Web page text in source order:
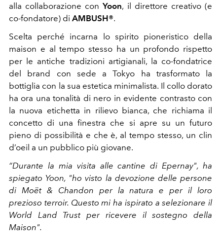
alla collaborazione conYoon, il direttore creativo (e
co-fondatore) di AMBUSH®.
Scelta perché incarna lo spirito pioneristico della
maison e al tempo stesso ha un profondo rispetto
per le antiche tradizioni artigianali, la co-fondatrice
del brand con sede a Tokyo ha trasformato la
bottiglia con la sua estetica minimalista. Il collo dorato
ha ora una tonalità di nero in evidente contrasto con
la nuova etichetta in rilievo bianca, che richiama il
concetto di una finestra che si apre su un futuro
pieno di possibilità e che è, al tempo stesso, un clin
d’oeil a un pubblico più giovane.
“Durante la mia visita alle cantine di Epernay", ha
spiegato Yoon, "ho visto la devozione delle persone
di Moët & Chandon per la natura e per il loro
prezioso terroir. Questo mi ha ispirato a selezionare il
World Land Trust per ricevere il sostegno della
Maison".